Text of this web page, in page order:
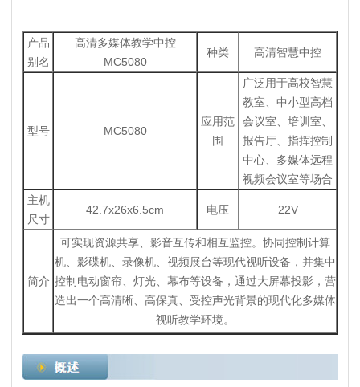
产品
别名
高清多媒体教学中控
MC5080
种类 高清智慧中控
型号 MC5080
应用范
围
广泛用于高校智慧
教室、中小型高档
会议室、培训室、
报告厅、指挥控制
中心、多媒体远程
视频会议室等场合
主机
尺寸
42.7x26x6.5cm 电压 22V
简介
可实现资源共享、影音互传和相互监控。协同控制计算
机、影碟机、录像机、视频展台等现代视听设备，并集中
控制电动窗帘、灯光、幕布等设备，通过大屏幕投影，营
造出一个高清晰、高保真、受控声光背景的现代化多媒体
视听教学环境。